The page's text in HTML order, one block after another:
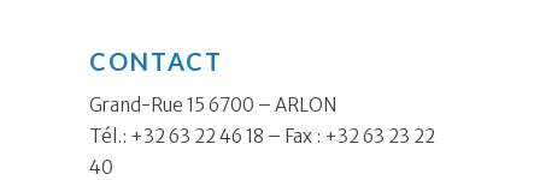
CONTACT
Grand-Rue 15 6700 – ARLON
Tél.: +32 63 22 46 18 – Fax : +32 63 23 22
40